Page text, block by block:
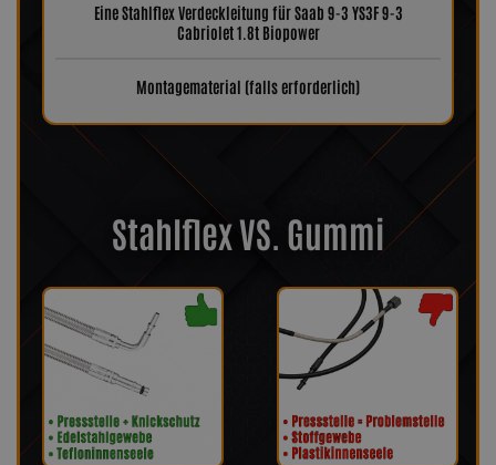
Eine Stahlflex Verdeckleitung für Saab 9-3 YS3F 9-3
Cabriolet 1.8t Biopower
Montagematerial (falls erforderlich)
Stahlflex VS. Gummi